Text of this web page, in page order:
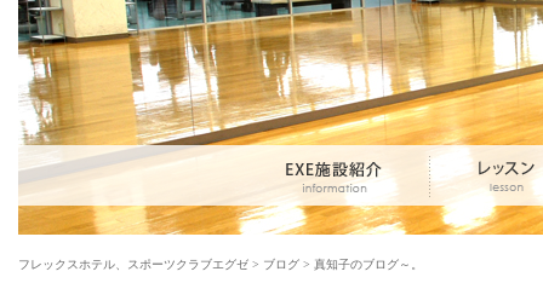
フレックスホテル、スポーツクラブエグゼ > ブログ > 真知子のブログ～。